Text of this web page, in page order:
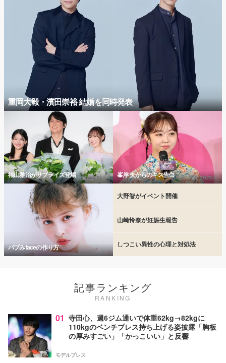
重岡大毅・濱田崇裕 結婚を同時発表
福山雅治がサプライズ登場 峯岸 夫からのキス告白
バブみfaceの作り方
大野智がイベント開催
山崎怜奈が妊娠生報告
しつこい異性の心理と対処法
記事ランキング
RANKING
01 寺田心、週6ジム通いで体重62kg→82kgに
110kgのベンチプレス持ち上げる姿披露「胸板
の厚みすごい」「かっこいい」と反響
モデルプレス